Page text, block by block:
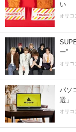
い
オリコ
ー”
オリコ
パソ
選」
オリコ